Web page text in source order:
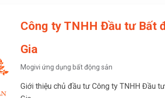
Công ty TNHH Đầu tư Bất
Gia
Mogivi ứng dụng bất động sản
Giới thiệu chủ đầu tư Công ty TNHH Đầu